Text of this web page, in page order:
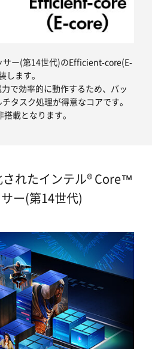
ー(第14世代)のEfficient-core(E-
ます。
で効率的に動作するため、バッ
タスク処理が得意なコアです。
載となります。
れたインテル® Core™
ー(第14世代)